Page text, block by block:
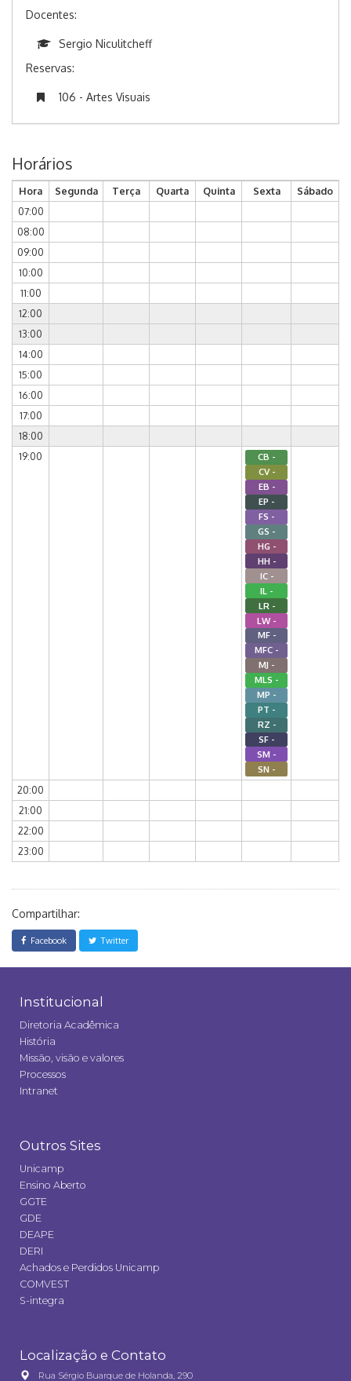
Docentes:
Sergio Niculitcheff
Reservas:
106 - Artes Visuais
Horários
Hora Segunda Terça Quarta Quinta Sexta
Sábado
07:00
08:00
09:00
10:00
11:00
12:00
13:00
14:00
15:00
16:00
17:00
18:00
19:00
CB -
CV -
EB -
EP -
FS -
GS -
HG -
HH -
IC -
IL -
LR -
LW -
MF -
MFC -
MJ -
MLS -
MP -
PT -
RZ -
SF -
SM -
SN -
20:00
21:00
22:00
23:00
Compartilhar:
Facebook Twitter
Institucional
Diretoria Acadêmica
História
Missão, visão e valores
Processos
Intranet
Outros Sites
Unicamp
Ensino Aberto
GGTE
GDE
DEAPE
DERI
Achados e Perdidos Unicamp
COMVEST
S-integra
Localização e Contato
Rua Sérgio Buarque de Holanda, 290